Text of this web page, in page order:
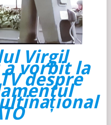
Virgil
a vorbit la
despre